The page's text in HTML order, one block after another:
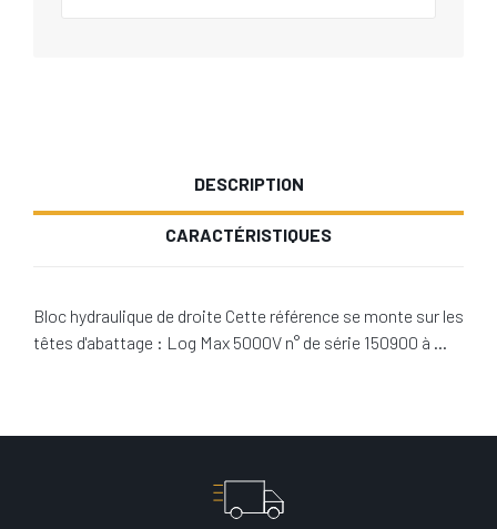
DESCRIPTION
CARACTÉRISTIQUES
Bloc hydraulique de droite Cette référence se monte sur les
têtes d'abattage : Log Max 5000V n° de série 150900 à …